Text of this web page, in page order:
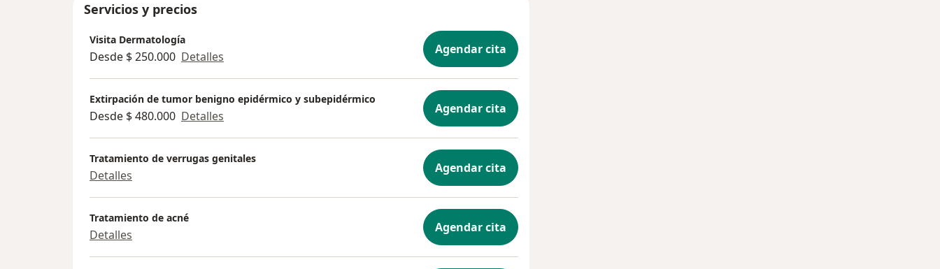
Servicios y precios
Visita Dermatología
Desde $ 250.000 Detalles Agendar cita
Extirpación de tumor benigno epidérmico y subepidérmico
Desde $ 480.000 Detalles Agendar cita
Tratamiento de verrugas genitales
Detalles Agendar cita
Tratamiento de acné
Detalles Agendar cita